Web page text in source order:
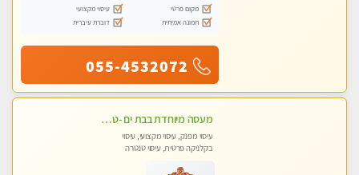
מקום פרטי
עיסוי מקצועי
תמונה אמיתית
דוברת עיברית
055-4532072
מעסה מיוחדת בבת ים -טטאינה בת ים לעיסוי בקליניקה מפוארת מאוד פרטית ומקצועי - עיסוי שוודי וספורטיבי 0543577687
עיסוי מפנק, עיסוי מקצועי, עיסוי
בקלניקה פרטית, עיסוי טנטרה